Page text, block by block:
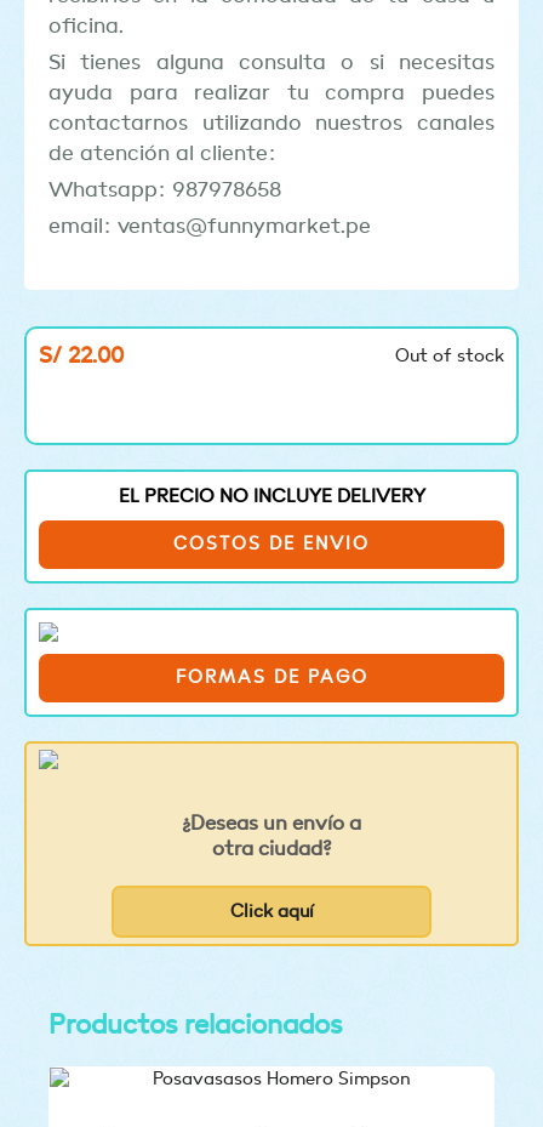
oficina.
Si tienes alguna consulta o si necesitas
ayuda para realizar tu compra puedes
contactarnos utilizando nuestros canales
de atención al cliente:
Whatsapp: 987978658
email: ventas@funnymarket.pe
S/ 22.00 Out of stock
EL PRECIO NO INCLUYE DELIVERY
COSTOS DE ENVIO
FORMAS DE PAGO
¿Deseas un envío a
otra ciudad?
Click aquí
Productos relacionados